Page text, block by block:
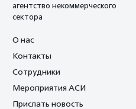
агентство некоммерческого
сектора
О нас
Контакты
Сотрудники
Мероприятия АСИ
Прислать новость